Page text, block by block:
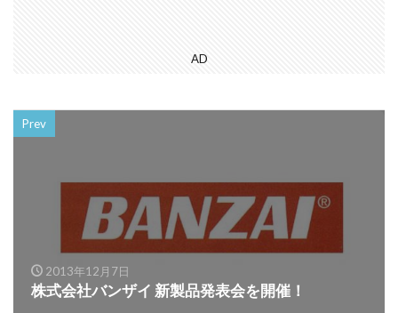
AD
Prev
2013年12月7日
株式会社バンザイ 新製品発表会を開催！